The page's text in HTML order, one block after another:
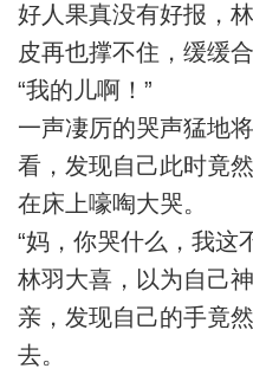
好人果真没有好报，
皮再也撑不住，缓缓合
“我的儿啊！”
一声凄厉的哭声猛地
看，发现自己此时竟
在床上嚎啕大哭。
“妈，你哭什么，我这
林羽大喜，以为自己
亲，发现自己的手竟
去。